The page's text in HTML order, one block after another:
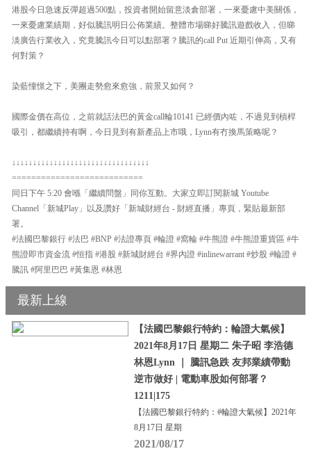
港股今日急速反彈超過500點，投資者開始留意淡倉部署，一來憂慮中美關係，
一來憂慮業績期，好似騰訊明日公佈業績。整體市場睇好騰訊遊戲收入，但睇
淡廣告行業收入，究竟騰訊今日可以點部署？騰訊的call Put 近期引伸高，又有
何對策？
染藍憧憬之下，美團走勢愈來愈強，前景又如何？
國際金價在高位，之前就話法巴的黃金call輪10141 已經價內咗，不過見到槓桿
吸引，都繼續持有啊，今日見到有新產品上市哦，Lynn有冇換馬策略呢？
↓↓↓↓↓↓↓↓↓↓↓↓↓↓↓↓↓↓↓↓↓↓↓↓↓↓↓↓↓↓↓↓↓
===========================
同日下午 5:20 會喺「繼續問盤」同你互動。大家立即訂閱新城 Youtube
Channel「新城Play」以及讚好「新城財經台 - 財經直播」專頁，緊貼最新部
署。
#法國巴黎銀行 #法巴 #BNP #法證專頁 #輪證 #窩輪 #牛熊證 #牛熊證重貨區 #牛
熊證即市資金流 #恒指 #港股 #新城財經台 #界內證 #inlinewarrant #炒股 #輪證 #
騰訊 #阿里巴巴 #黃集恩 #林恩
最新上線
【法國巴黎銀行特約：輪證大氣候】
2021年8月17日 星期二 朱子昭 李浩德
林恩Lynn ｜ 騰訊急跌 友邦業績帶動
逆市做好 | 電動車股如何部署？
1211|175
【法國巴黎銀行特約：#輪證大氣候】2021年
8月17日 星期
2021/08/17